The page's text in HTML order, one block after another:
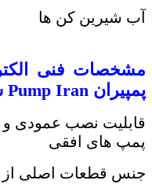
آب شیرین کن ها
مشخصات فنی
پمپیران Pump Iran
قابلیت نصب عمودی و
پمپ های افقی
جنس قطعات اصلی از